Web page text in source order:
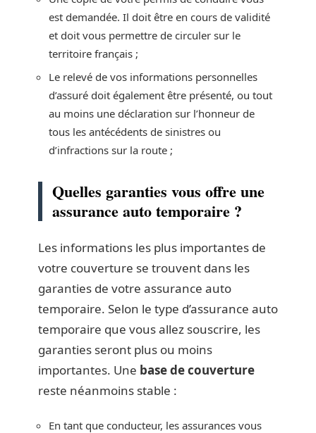
est demandée. Il doit être en cours de validité
et doit vous permettre de circuler sur le
territoire français ;
Le relevé de vos informations personnelles
d’assuré doit également être présenté, ou tout
au moins une déclaration sur l’honneur de
tous les antécédents de sinistres ou
d’infractions sur la route ;
Quelles garanties vous offre une
assurance auto temporaire ?
Les informations les plus importantes de
votre couverture se trouvent dans les
garanties de votre assurance auto
temporaire. Selon le type d’assurance auto
temporaire que vous allez souscrire, les
garanties seront plus ou moins
importantes. Une base de couverture
reste néanmoins stable :
En tant que conducteur, les assurances vous